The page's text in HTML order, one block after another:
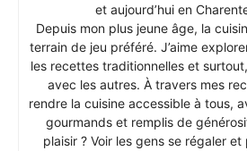
et aujourd’hui en
Depuis mon plus jeune âge, la
terrain de jeu préféré. J’aime
les recettes traditionnelles et
avec les autres. À travers mes
rendre la cuisine accessible à tous,
gourmands et remplis de
plaisir ? Voir les gens se régaler